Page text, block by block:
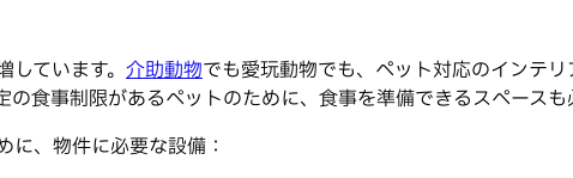
ています。 介助動物でも愛玩動物でも、ペット対応のインテ
食事制限があるペットのために、食事を準備できるスペースも
に、物件に必要な設備：